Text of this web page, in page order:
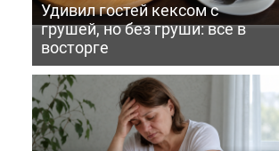
Удивил гостей кексом с
грушей, но без груши: все в
восторге